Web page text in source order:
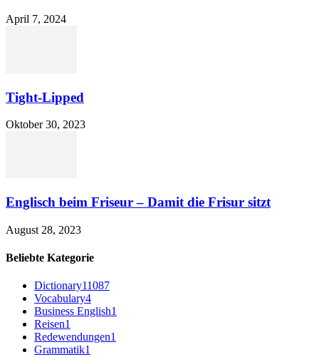
April 7, 2024
Tight-Lipped
Oktober 30, 2023
Englisch beim Friseur – Damit die Frisur sitzt
August 28, 2023
Beliebte Kategorie
Dictionary11087
Vocabulary4
Business English1
Reisen1
Redewendungen1
Grammatik1